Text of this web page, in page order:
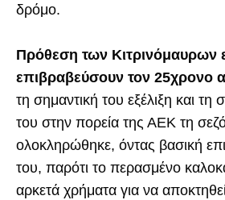
δρόμο.
Πρόθεση των Κιτρινόμαυρων
επιβραβεύσουν τον 25χρονο
τη σημαντική του εξέλιξη και τη
του στην πορεία της ΑΕΚ τη
ολοκληρώθηκε, όντας βασική
του, παρότι το περασμένο
αρκετά χρήματα για να